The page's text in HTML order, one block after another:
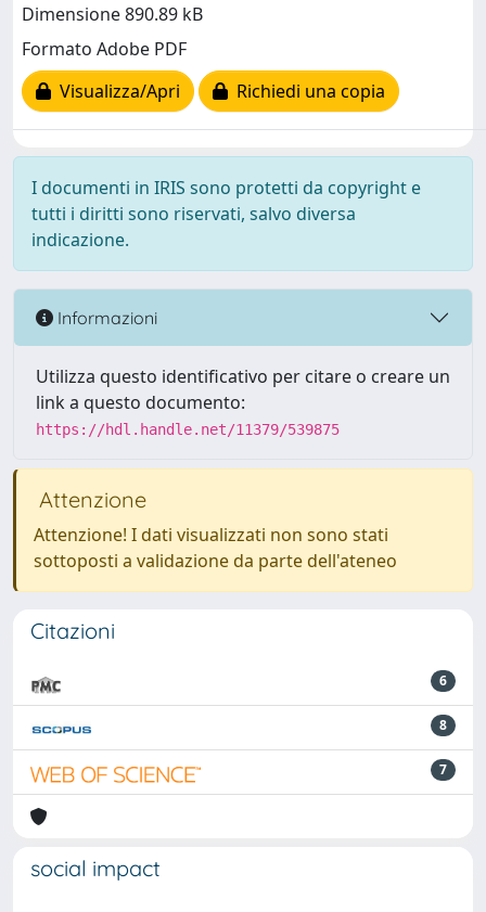
Dimensione 890.89 kB
Formato Adobe PDF
Visualizza/Apri
Richiedi una copia
I documenti in IRIS sono protetti da copyright e
tutti i diritti sono riservati, salvo diversa
indicazione.
Informazioni
Utilizza questo identificativo per citare o creare un
link a questo documento:
https://hdl.handle.net/11379/539875
Attenzione
Attenzione! I dati visualizzati non sono stati
sottoposti a validazione da parte dell'ateneo
Citazioni
6
8
7
social impact